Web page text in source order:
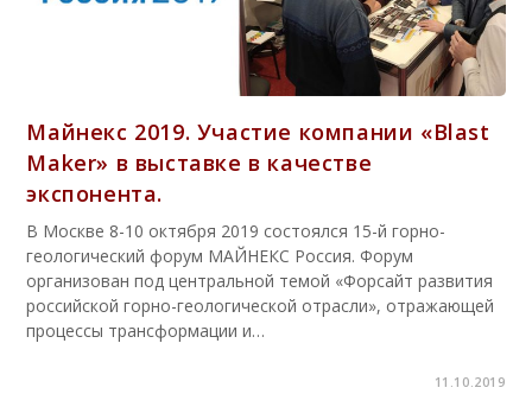
Майнекс 2019. Участие компании «Blast
Maker» в выставке в качестве
экспонента.
В Москве 8-10 октября 2019 состоялся 15-й горно-
геологический форум МАЙНЕКС Россия. Форум
организован под центральной темой «Форсайт развития
российской горно-геологической отрасли», отражающей
процессы трансформации и…
11.10.2019